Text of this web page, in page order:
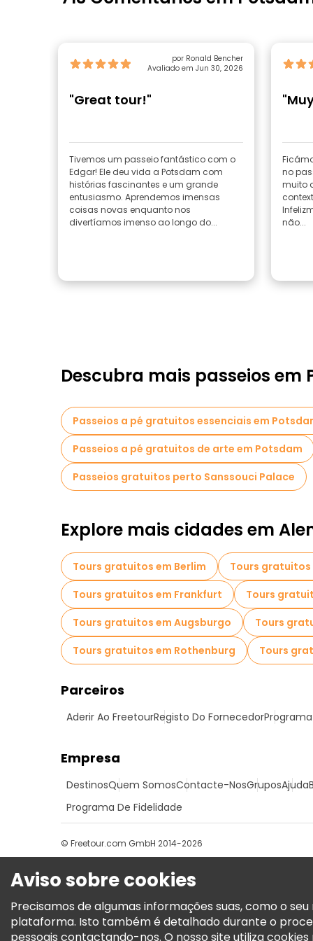
por Ronald Bencher
Avaliado em Jun 30, 2026
"Great tour!"
Tivemos um passeio fantástico com o
Edgar! Ele deu vida a Potsdam com
histórias fascinantes e um grande
entusiasmo. Aprendemos imensas
coisas novas enquanto nos
divertíamos imenso ao longo do...
no
muito
não...
Descubra mais passeios em
Passeios a pé gratuitos essenciais em
Passeios a pé gratuitos de arte em Potsdam
Passeios gratuitos perto Sanssouci Palace
Explore mais cidades em
Tours gratuitos em Berlim Tours gratuitos
Tours gratuitos em Frankfurt
Tours
Tours gratuitos em Augsburgo
Tours
Tours gratuitos em Rothenburg
Tours
Parceiros
Aderir Ao FreetourRegisto Do Fornecedor
Empresa
DestinosQuem SomosContacte-NosGruposAjuda
Programa De Fidelidade
© Freetour.com GmbH 2014-2026
Aviso sobre cookies
Precisamos de algumas informações suas, como o
plataforma. Isto também é detalhado durante o
pessoais contactando-nos. O nosso site utiliza